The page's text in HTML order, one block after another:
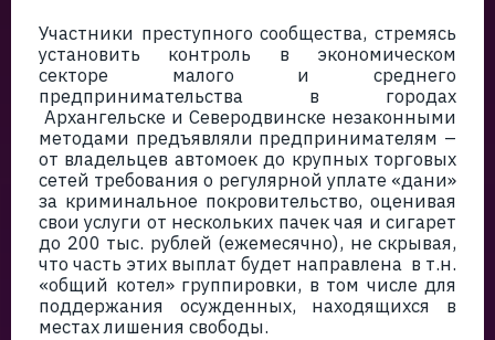
Участники преступного сообщества, стремясь
установить контроль в экономическом
секторе малого и среднего
предпринимательства в городах
Архангельске и Северодвинске незаконными
методами предъявляли предпринимателям –
от владельцев автомоек до крупных торговых
сетей требования о регулярной уплате «дани»
за криминальное покровительство, оценивая
свои услуги от нескольких пачек чая и сигарет
до 200 тыс. рублей (ежемесячно), не скрывая,
что часть этих выплат будет направлена в т.н.
«общий котел» группировки, в том числе для
поддержания осужденных, находящихся в
местах лишения свободы.